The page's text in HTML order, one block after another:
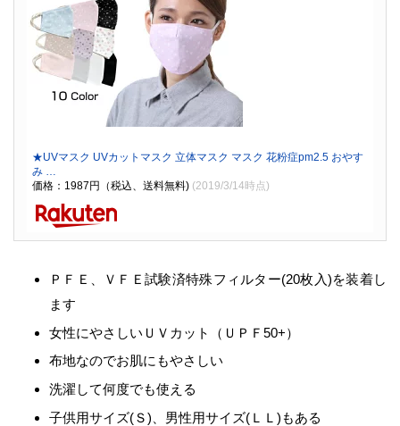
★UVマスク UVカットマスク 立体マスク マスク 花粉症pm2.5 おやす
み …
価格：1987円（税込、送料無料) (2019/3/14時点)
ＰＦＥ、ＶＦＥ試験済特殊フィルター(20枚入)を装着し
ます
女性にやさしいＵＶカット（ＵＰＦ50+）
布地なのでお肌にもやさしい
洗濯して何度でも使える
子供用サイズ(Ｓ)、男性用サイズ(ＬＬ)もある